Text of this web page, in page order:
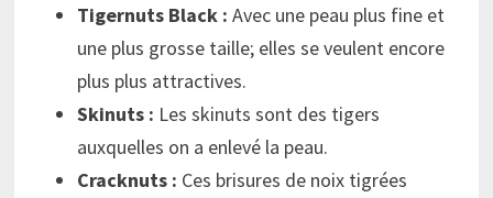
Tigernuts Black : Avec une peau plus fine et
une plus grosse taille; elles se veulent encore
plus plus attractives.
Skinuts : Les skinuts sont des tigers
auxquelles on a enlevé la peau.
Cracknuts : Ces brisures de noix tigrées